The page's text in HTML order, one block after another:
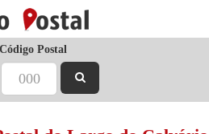
Postal